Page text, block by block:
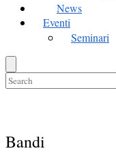
News
Eventi
Seminari
search
bar
Bandi